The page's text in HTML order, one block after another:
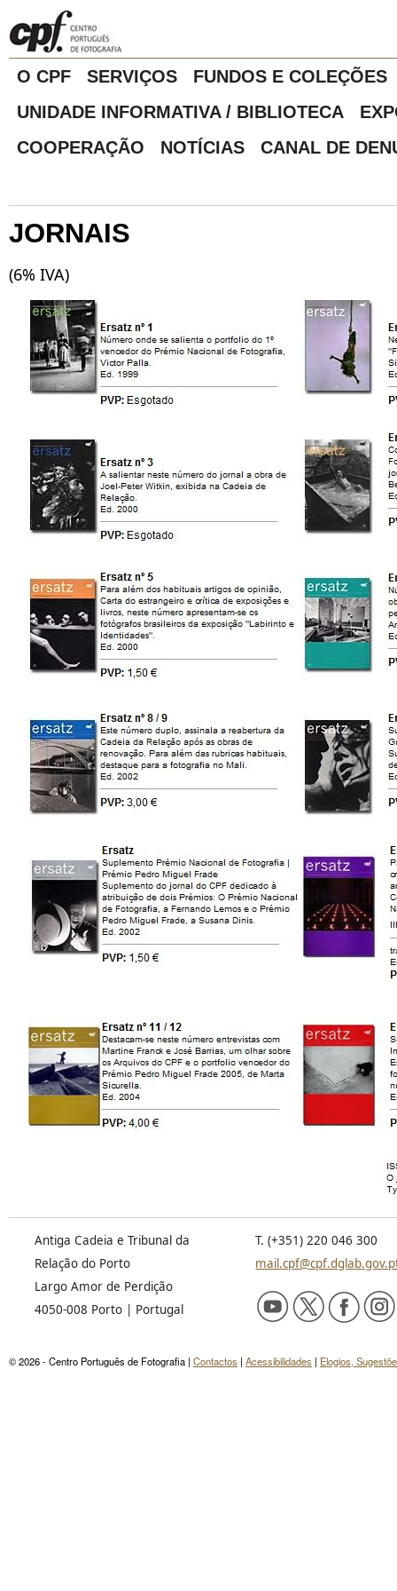
O CPF SERVIÇOS
FUNDOS E COLEÇÕES
UNIDADE INFORMATIVA / BIBLIOTECA
COOPERAÇÃO
NOTÍCIAS CANAL DE
JORNAIS
(6% IVA)
Antiga Cadeia e Tribunal da
Relação do Porto
Largo Amor de Perdição
4050-008 Porto | Portugal
T. (+351) 220 046 300
© 2026 - Centro Português de Fotografia | Contactos | Acessibilidades | Elogios,